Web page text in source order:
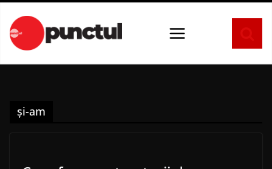
conținut
și-am